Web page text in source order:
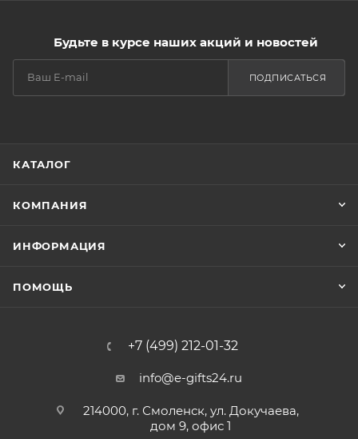
Будьте в курсе наших акций и новостей
ПОДПИСАТЬСЯ
КАТАЛОГ
КОМПАНИЯ
ИНФОРМАЦИЯ
ПОМОЩЬ
+7 (499) 212-01-32
info@e-gifts24.ru
214000, г. Смоленск, ул. Докучаева,
дом 9, офис 1